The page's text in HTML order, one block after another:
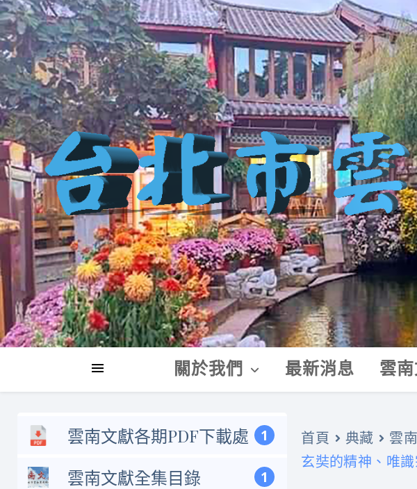
關於我們 最新消息 雲
雲南文獻各期PDF下載處 1
雲南文獻全集目錄 1
首頁 典藏 雲
玄奘的精神、唯